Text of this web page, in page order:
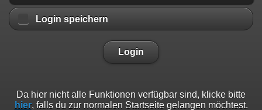
Login speichern
Login
Da hier nicht alle Funktionen verfügbar sind, klicke bitte
hier, falls du zur normalen Startseite gelangen möchtest.